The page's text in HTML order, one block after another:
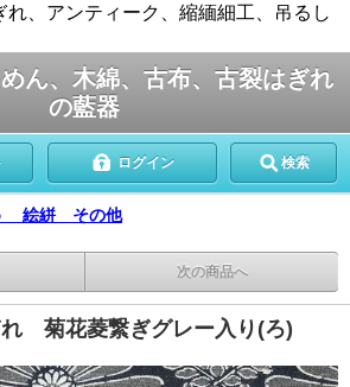
、アンティーク、縮緬細工、吊るし
ん、木綿、古布、古裂はぎれ
の藍器
ログイン 検索
絵絣 その他
次の商品へ
菊花菱繋ぎグレー入り(ろ)